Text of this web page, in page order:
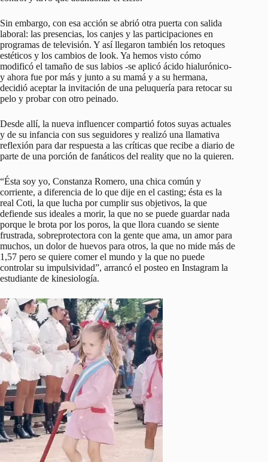
Sin embargo, con esa acción se abrió otra puerta con salida
laboral: las presencias, los canjes y las participaciones en
programas de televisión. Y así llegaron también los retoques
estéticos y los cambios de look. Ya hemos visto cómo
modificó el tamaño de sus labios -se aplicó ácido hialurónico-
y ahora fue por más y junto a su mamá y a su hermana,
decidió aceptar la invitación de una peluquería para retocar su
pelo y probar con otro peinado.
Desde allí, la nueva influencer compartió fotos suyas actuales
y de su infancia con sus seguidores y realizó una llamativa
reflexión para dar respuesta a las críticas que recibe a diario de
parte de una porción de fanáticos del reality que no la quieren.
“Ésta soy yo, Constanza Romero, una chica común y
corriente, a diferencia de lo que dije en el casting; ésta es la
real Coti, la que lucha por cumplir sus objetivos, la que
defiende sus ideales a morir, la que no se puede guardar nada
porque le brota por los poros, la que llora cuando se siente
frustrada, sobreprotectora con la gente que ama, un amor para
muchos, un dolor de huevos para otros, la que no mide más de
1,57 pero se quiere comer el mundo y la que no puede
controlar su impulsividad”, arrancó el posteo en Instagram la
estudiante de kinesiología.